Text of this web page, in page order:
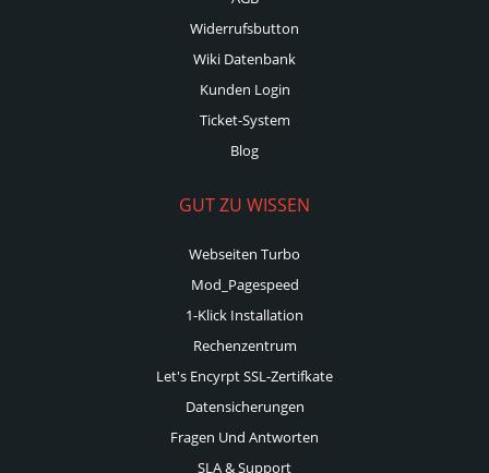
Widerrufsbutton
Wiki Datenbank
Kunden Login
Ticket-System
Blog
GUT ZU WISSEN
Webseiten Turbo
Mod_Pagespeed
1-Klick Installation
Rechenzentrum
Let's Encyrpt SSL-Zertifkate
Datensicherungen
Fragen Und Antworten
SLA & Support